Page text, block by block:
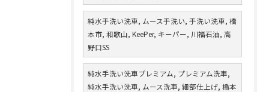
純水手洗い洗車, ムース手洗い, 手洗い洗車, 橋
本市, 和歌山, KeePer, キーパー, 川福石油, 高
野口SS
純水手洗い洗車プレミアム, プレミアム洗車,
純水手洗い洗車, ムース洗車, 細部仕上げ, 橋本